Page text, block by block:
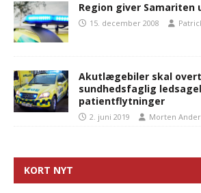
Region giver Samariten
15. december 2008
Akutlægebiler skal
sundhedsfaglig
patientflytninger
2. juni 2019 Morten
KORT NYT